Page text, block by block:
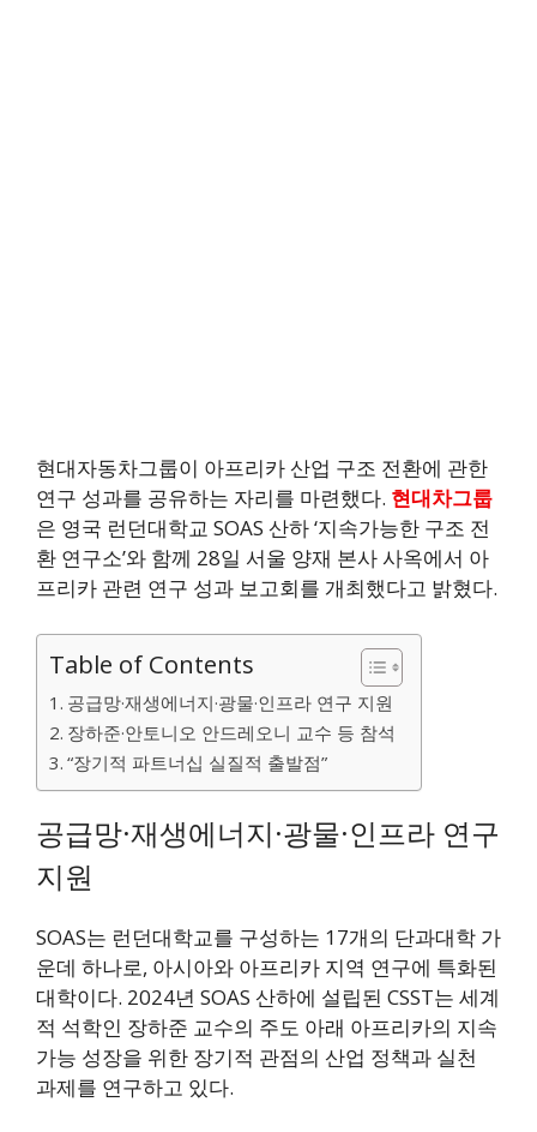
현대자동차그룹이 아프리카 산업 구조 전환에 관한
연구 성과를 공유하는 자리를 마련했다. 현대차그룹
은 영국 런던대학교 SOAS 산하 ‘지속가능한 구조 전
환 연구소’와 함께 28일 서울 양재 본사 사옥에서 아
프리카 관련 연구 성과 보고회를 개최했다고 밝혔다.
Table of Contents
공급망·재생에너지·광물·인프라 연구 지원
장하준·안토니오 안드레오니 교수 등 참석
“장기적 파트너십 실질적 출발점”
공급망·재생에너지·광물·인프라 연구
지원
SOAS는 런던대학교를 구성하는 17개의 단과대학 가
운데 하나로, 아시아와 아프리카 지역 연구에 특화된
대학이다. 2024년 SOAS 산하에 설립된 CSST는 세계
적 석학인 장하준 교수의 주도 아래 아프리카의 지속
가능 성장을 위한 장기적 관점의 산업 정책과 실천
과제를 연구하고 있다.